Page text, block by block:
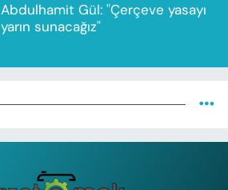
Abdulhamit Gül: "Çerçeve yasayı
yarın sunacağız"